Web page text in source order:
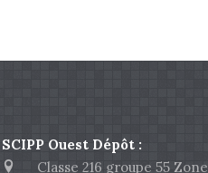
SCIPP Ouest Dépôt :
Classe 216 groupe 55 Zone